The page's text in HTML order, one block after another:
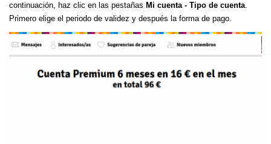
continuación, haz clic en las pestañas Mi cuenta - Tipo de cuenta.
Primero elige el periodo de validez y después la forma de pago.